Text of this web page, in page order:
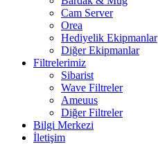
Cam Server
Orea
Hediyelik Ekipmanlar
Diğer Ekipmanlar
Filtrelerimiz
Sibarist
Wave Filtreler
Ameuus
Diğer Filtreler
Bilgi Merkezi
İletişim